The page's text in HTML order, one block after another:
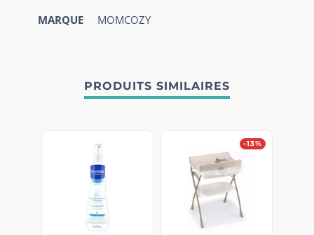
MARQUE MOMCOZY
PRODUITS SIMILAIRES
-13%